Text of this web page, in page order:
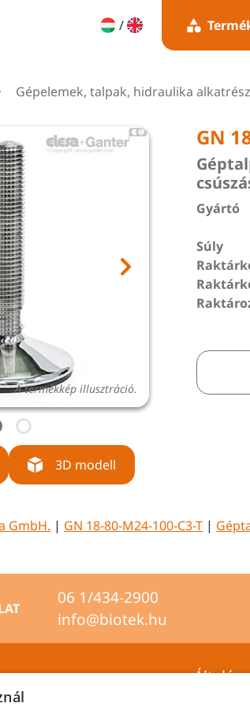
/
Gépelemek, talpak, hidraulika
A termékkép illusztráció.
3D modell
GN
Gyártó
Súly
GmbH. | GN 18-80-M24-100-C3-T |
06 1/434-2900
info@biotek.hu